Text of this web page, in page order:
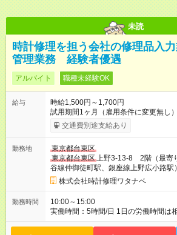
未読
時計修理を担う会社の修理品入
管理業務 経験者優遇
アルバイト 職種未経験OK
給与
時給1,500円～1,700円
試用期間1ヶ月（雇用条件に変更無し） 【試用期間】試用期間あ
り 試用期間の長さ：1ヶ月 雇用形態、
す。
交通費別途支給あり
勤務地
東京都台東区
東京都台東区上野3-13-8 2階（最寄
谷線仲御徒町駅、銀座線上野広小路駅）
株式会社時計修理ワタナベ
勤務時間
10:00～15:00
実働時間：5時間/日 1日の労働時間は
労働時間に準じます。 正社員雇用も